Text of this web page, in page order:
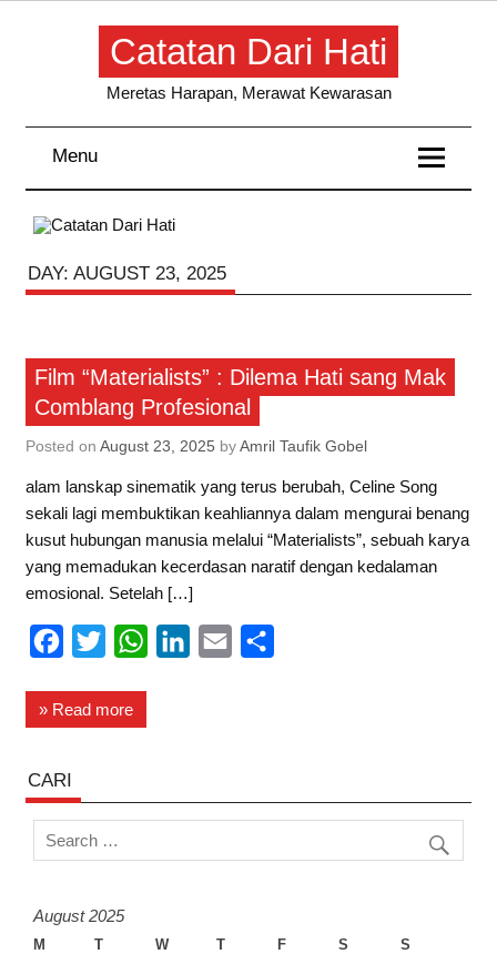
Skip
Catatan Dari Hati
Meretas Harapan, Merawat Kewarasan
Menu
DAY: AUGUST 23, 2025
Resensi
Film “Materialists” : Dilema Hati sang Mak
Comblang Profesional
Posted on August 23, 2025 byAmril Taufik Gobel
alam lanskap sinematik yang terus berubah, Celine Song
sekali lagi membuktikan keahliannya dalam mengurai benang
kusut hubungan manusia melalui “Materialists”, sebuah karya
yang memadukan kecerdasan naratif dengan kedalaman
emosional. Setelah […]
c
b
o
o
i
e
r
W
A
d
» Read more
CARI
August 2025
M T W T F S S